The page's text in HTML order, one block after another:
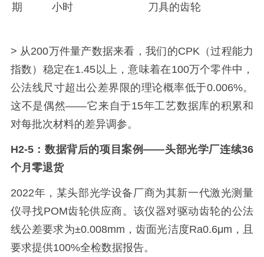
期
小时
刀具的齿轮
> 从200万件量产数据来看，我们的CPK（过程能力
指数）稳定在1.45以上，意味着在100万个零件中，
公法线尺寸超出公差界限的理论概率低于0.006%。
这不是偶然——它来自于15年工艺数据库的积累和
对每批次材料的差异调参。
H2-5：数据背后的项目案例——头部光学厂连续36
个月零退货
2022年，某头部光学设备厂商为其新一代激光测量
仪寻找POM齿轮供应商。该仪器对驱动齿轮的公法
线公差要求为±0.008mm，齿面光洁度Ra0.6μm，且
要求提供100%全检数据报告。